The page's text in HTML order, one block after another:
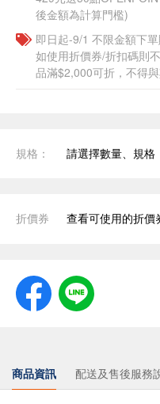
後金額為計算門檻)
即日起-9/1 不限金額下
如使用折價券/折扣碼則
品滿$2,000可折，不得
規格： 請選擇數量、規格
折價券 查看可使用的折價
商品資訊 配送及售後服務